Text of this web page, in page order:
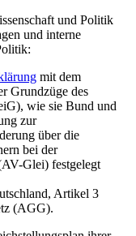
und Politik
und interne
mit dem
Grundzüge des
wie sie Bund und
zur
über die
bei der
Glei) festgelegt
Artikel 3
(AGG).